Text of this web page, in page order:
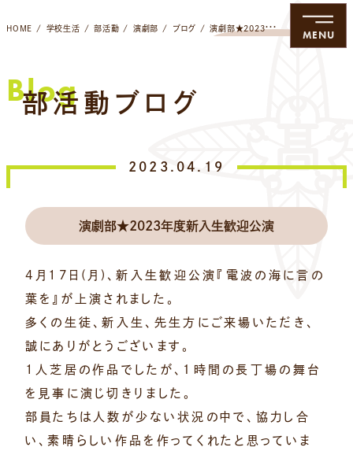
MENU
HOME 学校生活 部活動 演劇部 ブログ 演劇部★2023年度新入生歓迎公演
部活動ブログ
Blog
2023.04.19
演劇部★2023年度新入生歓迎公演
4月17日(月)、新入生歓迎公演『電波の海に言の
葉を』が上演されました。
多くの生徒、新入生、先生方にご来場いただき、
誠にありがとうございます。
1人芝居の作品でしたが、１時間の長丁場の舞台
を見事に演じ切きりました。
部員たちは人数が少ない状況の中で、協力し合
い、素晴らしい作品を作ってくれたと思っていま